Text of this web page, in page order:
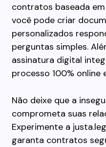
contratos baseada
você pode criar
personalizados
perguntas simples.
assinatura digital
processo 100% online
Não deixe que a
comprometa suas
Experimente a
garanta contratos